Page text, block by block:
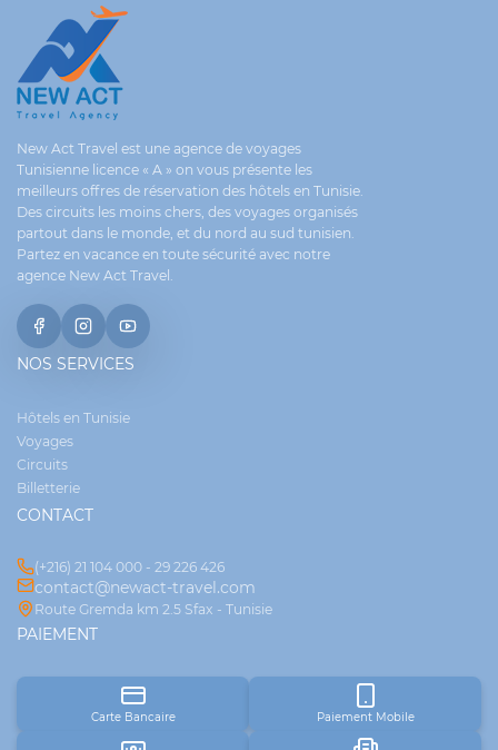
New Act Travel est une agence de voyages
Tunisienne licence « A » on vous présente les
meilleurs offres de réservation des hôtels en Tunisie.
Des circuits les moins chers, des voyages organisés
partout dans le monde, et du nord au sud tunisien.
Partez en vacance en toute sécurité avec notre
agence New Act Travel.
NOS SERVICES
Hôtels en Tunisie
Voyages
Circuits
Billetterie
CONTACT
(+216) 21 104 000 - 29 226 426
contact@newact-travel.com
Route Gremda km 2.5 Sfax - Tunisie
PAIEMENT
Carte Bancaire Paiement Mobile